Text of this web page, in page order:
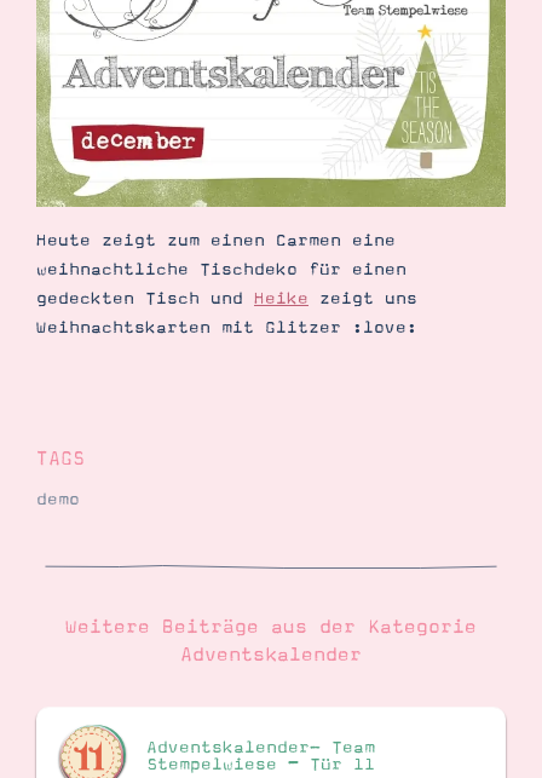
Demonstrator werden
Blog
Gutscheine
Produkte erklärt
Über mich
Über Stampin’ Up!
Suche Impressum Datenschutz
Heute zeigt zum einen Carmen eine
weihnachtliche Tischdeko für einen
gedeckten Tisch und Heike zeigt uns
Weihnachtskarten mit Glitzer :love:
TAGS
demo
Weitere Beiträge aus der Kategorie
Adventskalender
Adventskalender- Team
Stempelwiese – Tür 11